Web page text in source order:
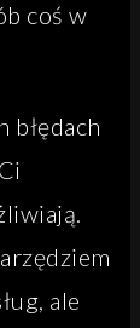
coś w
błędach
ale